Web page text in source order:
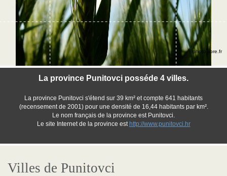
La province Punitovci posséde 4 villes.
La province Punitovci s'étend sur 39 km² et compte 641 habitants
(recensement de 2001) pour une densité de 16,44 habitants par km².
Le nom français de la province est Punitovci.
Le site Internet de la province est http://www.punitovci.hr
©photo-libre.fr
Villes de Punitovci